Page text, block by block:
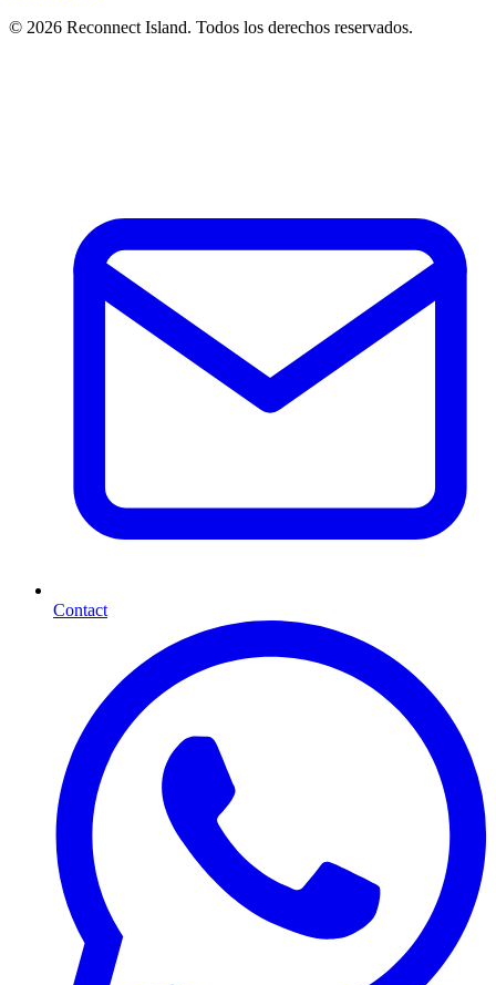
© 2026 Reconnect Island. Todos los derechos reservados.
Contact